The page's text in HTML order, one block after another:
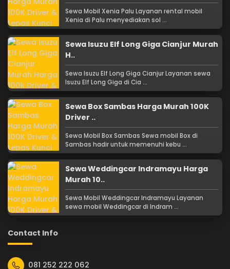
Sewa Mobil Xenia Palu Layanan rental mobil
Xenia di Palu menyediakan sol ...
Sewa Isuzu Elf Long Giga Cianjur Murah
H..
Sewa Isuzu Elf Long Giga Cianjur Layanan sewa
Isuzu Elf Long Giga di Cia ...
Sewa Box Sambas Harga Murah 100K
Driver ..
Sewa Mobil Box Sambas Sewa mobil Box di
Sambas hadir untuk memenuhi kebu ...
Sewa Weddingcar Indramayu Harga
Murah 10..
Sewa Mobil Weddingcar Indramayu Layanan
sewa mobil Weddingcar di Indram ...
Contact Info
081 252 222 062